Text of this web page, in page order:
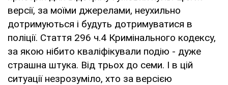
версії, за моїми джерелами, неухильно
дотримуються і будуть дотримуватися в
поліції. Стаття 296 ч.4 Кримінального кодексу,
за якою нібито кваліфікували подію - дуже
страшна штука. Від трьох до семи. І в цій
ситуації незрозуміло, хто за версією